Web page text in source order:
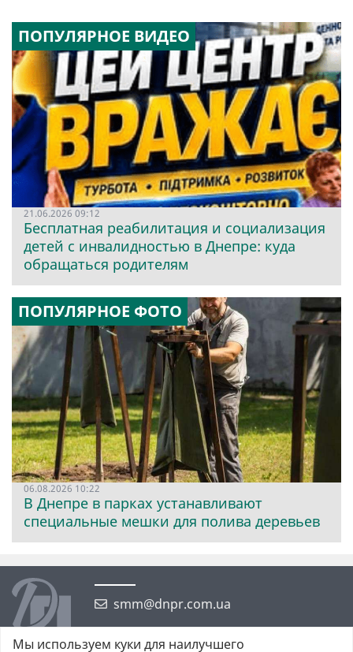
ПОПУЛЯРНОЕ ВИДЕО
21.06.2026 09:12
Бесплатная реабилитация и социализация
детей с инвалидностью в Днепре: куда
обращаться родителям
ПОПУЛЯРНОЕ ФОТО
06.08.2026 10:22
В Днепре в парках устанавливают
специальные мешки для полива деревьев
smm@dnpr.com.ua
Мы используем куки для наилучшего